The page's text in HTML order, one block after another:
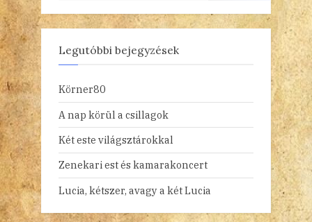
Legutóbbi bejegyzések
Körner80
A nap körül a csillagok
Két este világsztárokkal
Zenekari est és kamarakoncert
Lucia, kétszer, avagy a két Lucia